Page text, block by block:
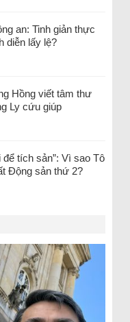
an: Tinh giản thực
diễn lấy lệ?
Hồng viết tâm thư
Ly cứu giúp
tích sản”: Vì sao Tô
Động sản thứ 2?